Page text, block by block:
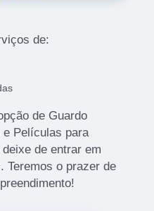
de:
de Guardo
Películas para
de entrar em
Teremos o prazer de